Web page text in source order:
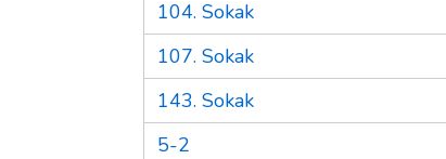
104. Sokak
107. Sokak
143. Sokak
5-2